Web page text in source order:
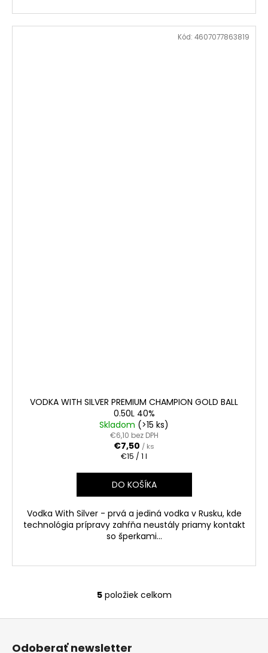
VODKA WITH SILVER PREMIUM CHAMPION GOLD BALL
0.50L 40%
Skladom (>15 ks)
€6,10 bez DPH
€7,50 / ks
Jednotková
€15 / 1 l
DO KOŠÍKA
Vodka With Silver - prvá a jediná vodka v Rusku, kde
technológia prípravy zahŕňa neustály priamy kontakt
so šperkami...
Kód: 4607077863819
O
v
5položiek celkom
Odoberať newsletter